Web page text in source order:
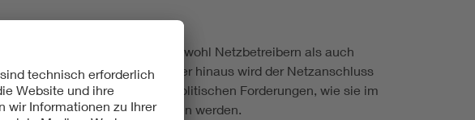
hinaus bietet sowohl Netzbetreibern als auch
kompensiert werden. Darüber hinaus wird der Netzanschluss
Dies entspricht den politischen Forderungen, wie sie im
beschrieben werden.